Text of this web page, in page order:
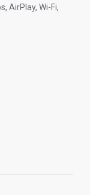
AirPlay, Wi-Fi,